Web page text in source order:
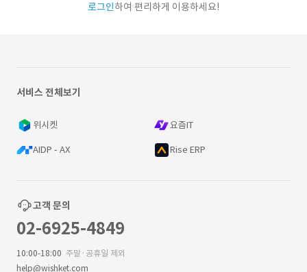
로그인하여 편리하게 이용하세요!
서비스 전체보기
위시켓 요즘IT
AIDP - AX Rise ERP
고객 문의
02-6925-4849
10:00-18:00 주말·공휴일 제외
help@wishket.com